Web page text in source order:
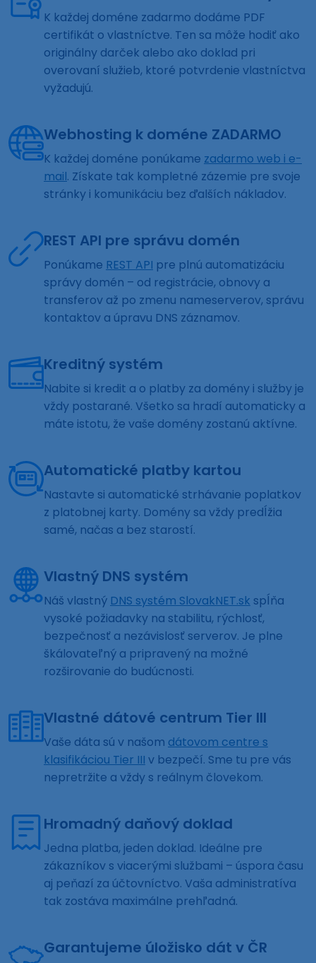
K každej doméne zadarmo dodáme PDF
certifikát o vlastníctve. Ten sa môže hodiť ako
originálny darček alebo ako doklad pri
overovaní služieb, ktoré potvrdenie vlastníctva
vyžadujú.
Webhosting k doméne ZADARMO
K každej doméne ponúkame zadarmo web i e-
mail. Získate tak kompletné zázemie pre svoje
stránky i komunikáciu bez ďalších nákladov.
REST API pre správu domén
Ponúkame REST API pre plnú automatizáciu
správy domén – od registrácie, obnovy a
transferov až po zmenu nameserverov, správu
kontaktov a úpravu DNS záznamov.
Kreditný systém
Nabite si kredit a o platby za domény i služby je
vždy postarané. Všetko sa hradí automaticky a
máte istotu, že vaše domény zostanú aktívne.
Automatické platby kartou
Nastavte si automatické strhávanie poplatkov
z platobnej karty. Domény sa vždy predĺžia
samé, načas a bez starostí.
Vlastný DNS systém
Náš vlastný DNS systém SlovakNET.sk spĺňa
vysoké požiadavky na stabilitu, rýchlosť,
bezpečnosť a nezávislosť serverov. Je plne
škálovateľný a pripravený na možné
rozširovanie do budúcnosti.
Vlastné dátové centrum Tier III
Vaše dáta sú v našom dátovom centre s
klasifikáciou Tier III v bezpečí. Sme tu pre vás
nepretržite a vždy s reálnym človekom.
Hromadný daňový doklad
Jedna platba, jeden doklad. Ideálne pre
zákazníkov s viacerými službami – úspora času
aj peňazí za účtovníctvo. Vaša administratíva
tak zostáva maximálne prehľadná.
Garantujeme úložisko dát v ČR